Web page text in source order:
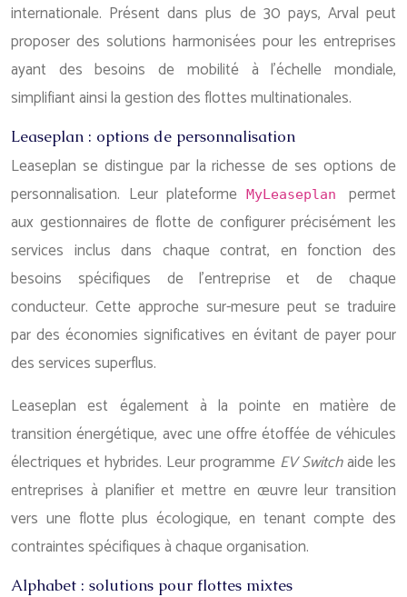
internationale. Présent dans plus de 30 pays, Arval peut
proposer des solutions harmonisées pour les entreprises
ayant des besoins de mobilité à l’échelle mondiale,
simplifiant ainsi la gestion des flottes multinationales.
Leaseplan : options de personnalisation
Leaseplan se distingue par la richesse de ses options de
personnalisation. Leur plateforme MyLeaseplan permet
aux gestionnaires de flotte de configurer précisément les
services inclus dans chaque contrat, en fonction des
besoins spécifiques de l’entreprise et de chaque
conducteur. Cette approche sur-mesure peut se traduire
par des économies significatives en évitant de payer pour
des services superflus.
Leaseplan est également à la pointe en matière de
transition énergétique, avec une offre étoffée de véhicules
électriques et hybrides. Leur programme EV Switchaide les
entreprises à planifier et mettre en œuvre leur transition
vers une flotte plus écologique, en tenant compte des
contraintes spécifiques à chaque organisation.
Alphabet : solutions pour flottes mixtes